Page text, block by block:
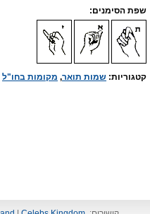
שפת הסימנים:
קטגוריות: שמות תואר, מקומות בחו"ל